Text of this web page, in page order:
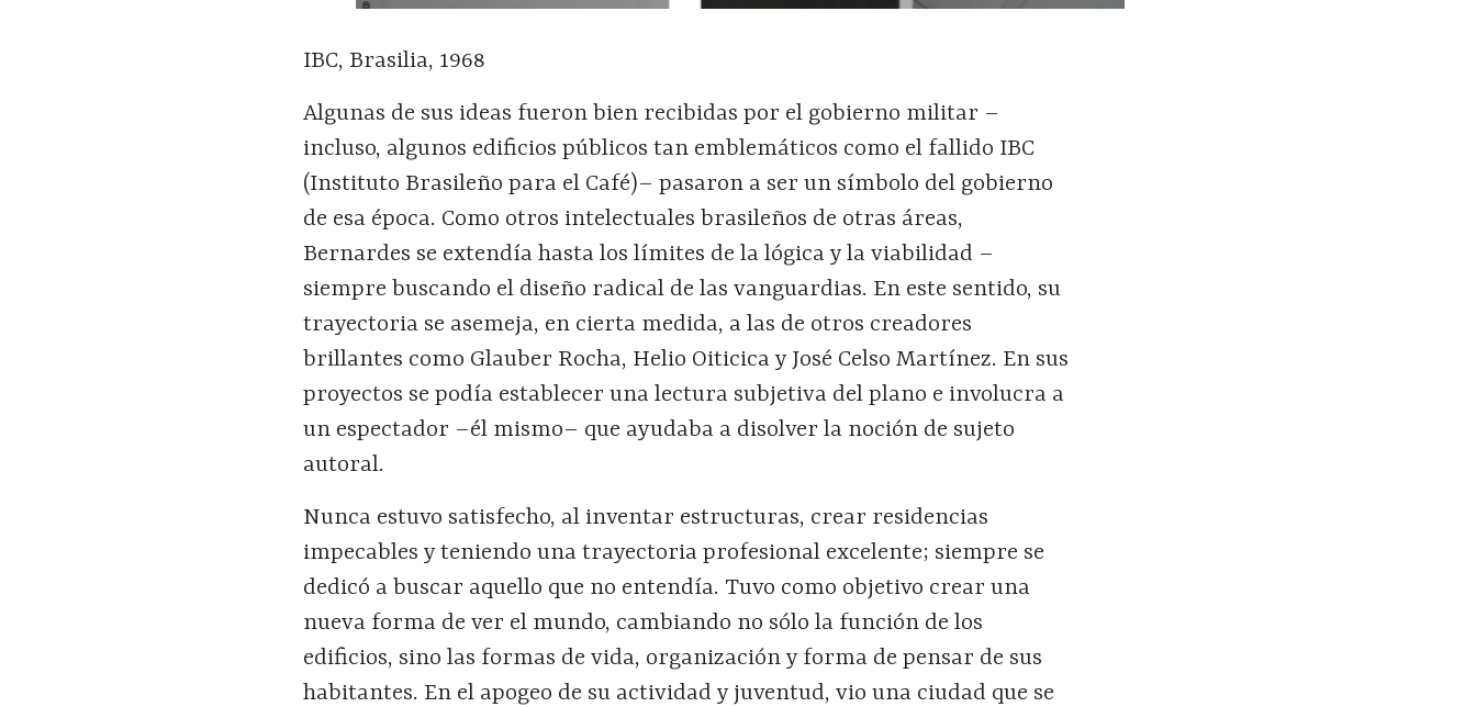
IBC, Brasilia, 1968
Algunas de sus ideas fueron bien recibidas por el gobierno militar –
incluso, algunos edificios públicos tan emblemáticos como el fallido IBC
(Instituto Brasileño para el Café)– pasaron a ser un símbolo del gobierno
de esa época. Como otros intelectuales brasileños de otras áreas,
Bernardes se extendía hasta los límites de la lógica y la viabilidad –
siempre buscando el diseño radical de las vanguardias. En este sentido, su
trayectoria se asemeja, en cierta medida, a las de otros creadores
brillantes como Glauber Rocha, Helio Oiticica y José Celso Martínez. En sus
proyectos se podía establecer una lectura subjetiva del plano e involucra a
un espectador –él mismo– que ayudaba a disolver la noción de sujeto
autoral.
Nunca estuvo satisfecho, al inventar estructuras, crear residencias
impecables y teniendo una trayectoria profesional excelente; siempre se
dedicó a buscar aquello que no entendía. Tuvo como objetivo crear una
nueva forma de ver el mundo, cambiando no sólo la función de los
edificios, sino las formas de vida, organización y forma de pensar de sus
habitantes. En el apogeo de su actividad y juventud, vio una ciudad que se